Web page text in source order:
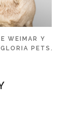
WEIMAR Y
PETS.